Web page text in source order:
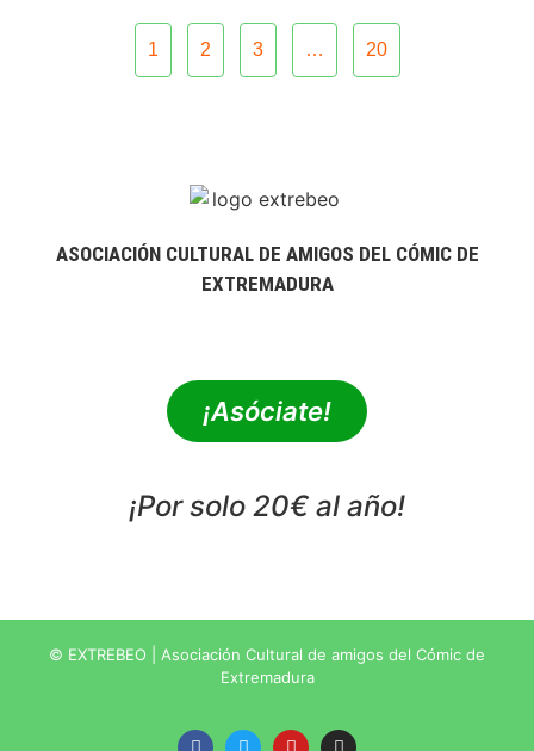
1 2 3 … 20
ASOCIACIÓN CULTURAL DE AMIGOS DEL CÓMIC DE
EXTREMADURA
¡Asóciate!
¡Por solo 20€ al año!
© EXTREBEO | Asociación Cultural de amigos del Cómic de
Extremadura